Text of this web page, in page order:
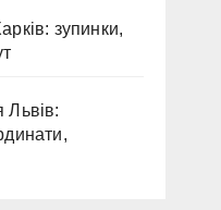
зупинки,
Львів: